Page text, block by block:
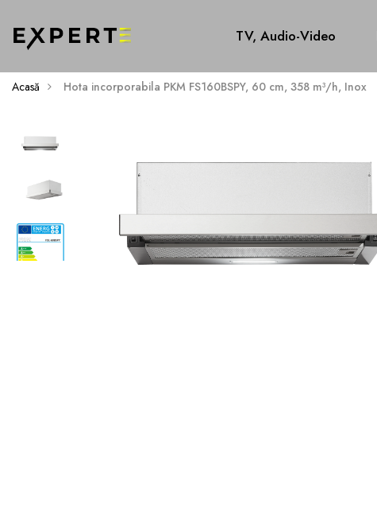
TV, Audio-Video
Acasă Hota incorporabila PKM FS160BSPY, 60 cm, 358 m³/h, Inox